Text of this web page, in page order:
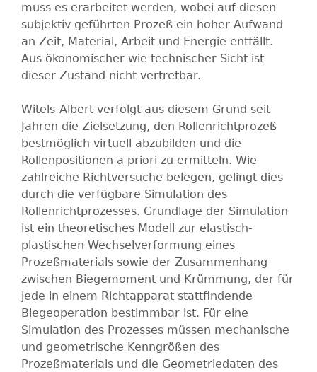
A
B
E
R
T
G
m
b
H
muss es erarbeitet werden, wobei auf diesen
subjektiv geführten Prozeß ein hoher Aufwand
an Zeit, Material, Arbeit und Energie entfällt.
Aus ökonomischer wie technischer Sicht ist
dieser Zustand nicht vertretbar.
Witels-Albert verfolgt aus diesem Grund seit
Jahren die Zielsetzung, den Rollenrichtprozeß
bestmöglich virtuell abzubilden und die
Rollenpositionen a priori zu ermitteln. Wie
zahlreiche Richtversuche belegen, gelingt dies
durch die verfügbare Simulation des
Rollenrichtprozesses. Grundlage der Simulation
ist ein theoretisches Modell zur elastisch-
plastischen Wechselverformung eines
Prozeßmaterials sowie der Zusammenhang
zwischen Biegemoment und Krümmung, der für
jede in einem Richtapparat stattfindende
Biegeoperation bestimmbar ist. Für eine
Simulation des Prozesses müssen mechanische
und geometrische Kenngrößen des
Prozeßmaterials und die Geometriedaten des